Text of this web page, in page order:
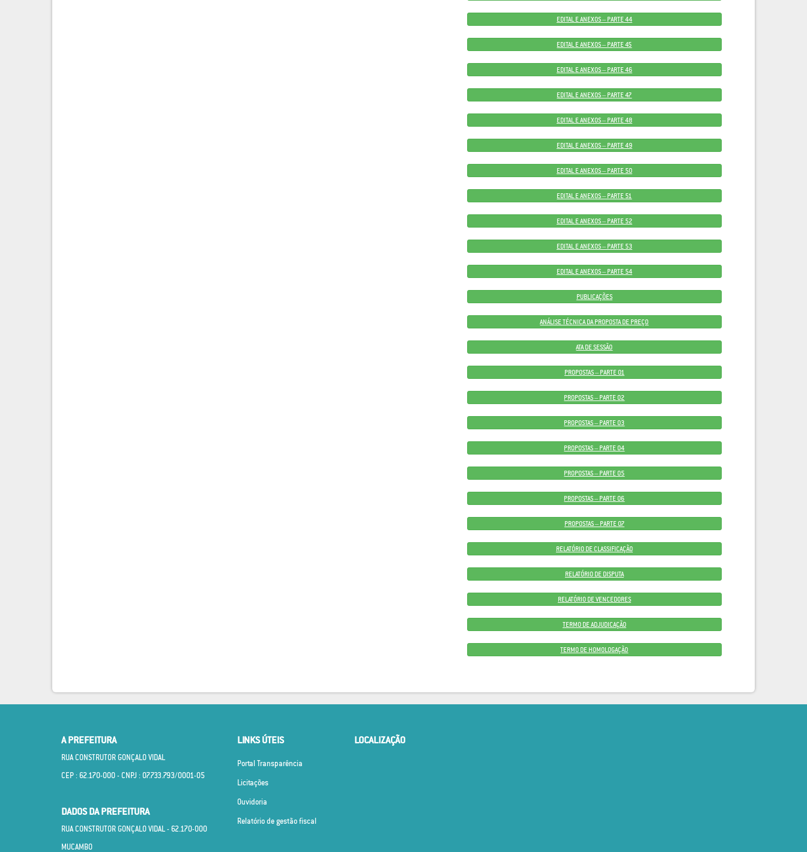
EDITAL E ANEXOS – PARTE 44
EDITAL E ANEXOS – PARTE 45
EDITAL E ANEXOS – PARTE 46
EDITAL E ANEXOS – PARTE 47
EDITAL E ANEXOS – PARTE 48
EDITAL E ANEXOS – PARTE 49
EDITAL E ANEXOS – PARTE 50
EDITAL E ANEXOS – PARTE 51
EDITAL E ANEXOS – PARTE 52
EDITAL E ANEXOS – PARTE 53
EDITAL E ANEXOS – PARTE 54
PUBLICAÇÕES
ANÁLISE TÉCNICA DA PROPOSTA DE PREÇO
ATA DE SESSÃO
PROPOSTAS – PARTE 01
PROPOSTAS – PARTE 02
PROPOSTAS – PARTE 03
PROPOSTAS – PARTE 04
PROPOSTAS – PARTE 05
PROPOSTAS – PARTE 06
PROPOSTAS – PARTE 07
RELATÓRIO DE CLASSIFICAÇÃO
RELATÓRIO DE DISPUTA
RELATÓRIO DE VENCEDORES
TERMO DE ADJUDICAÇÃO
TERMO DE HOMOLOGAÇÃO
A PREFEITURA
RUA CONSTRUTOR GONÇALO VIDAL
CEP : 62.170­-000 - CNPJ : 07.733.793/0001­-05
DADOS DA PREFEITURA
RUA CONSTRUTOR GONÇALO VIDAL - 62.170­-000
MUCAMBO
LINKS ÚTEIS
Portal Transparência
Licitações
Ouvidoria
Relatório de gestão fiscal
LOCALIZAÇÃO